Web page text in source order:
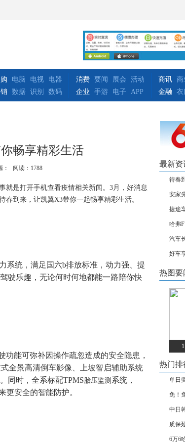
电脑 电视
电器
数据 识别 数码
消费 要闻 展会
活动
企业
手游 电子 APP
商讯 商
金融
衣
畅享精彩生活
： 阅读：1788
就是打开手机查看疫情相关新闻。3月，好消息
春到来，让凯翼X3带你一起畅享精彩生活。
系统，满足国六b排放标准，动力强、提
驶乐趣，无论何时何地都能一路陪你快
能可弥补因操作疏忽造成的安全隐患，
式全景高清倒车影像、上坡智启辅助系统
同时，全系标配TPMS胎压监测 系统，
更安全的智能防护。
最新资
待春
安家
捷途
哈弗
汽车
好车
热图要
热门排
单日
免！
中日
质保
6万6